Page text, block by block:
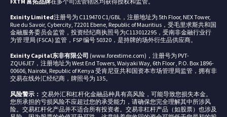
Exinity Limited注册号为 C119470 C1/GBL，注册地址为 5th Floor, NEX Tower,
Rue du Savoir, Cybercity, 72201 Ebene, Republic of Mauritius，受毛里求斯共和国
金融服务委员会监管，投资经纪商执照号为C113012295，受南非金融行业行
为管 理局 (FSCA) 监管，FSP 编号 50320，是持牌的场外衍生品供应商。
Exinity Capital东非有限公司 (www.forextime.com)，注册号为 PVT-
ZQU6JE7，注册地址为 West End Towers, Waiyaki Way, 6th Floor , P.O. Box 1896-
00606, Nairobi, Republic of Kenya 受肯尼亚共和国资本市场管理局监管，拥有非
交易在线外汇经纪商，牌照号为 135。
风险警示： 交易外汇和杠杆化金融品种具有高风险，可能导致您损失本金。
您所承担的亏损风险不应超过您的承受能力，请确保您完全理解其中所涉风
险。交易杠杆化产品并不适合所有投资者。交易非杠杆产品（如股票）也涉及